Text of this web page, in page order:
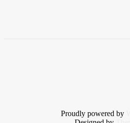
Proudly powered by